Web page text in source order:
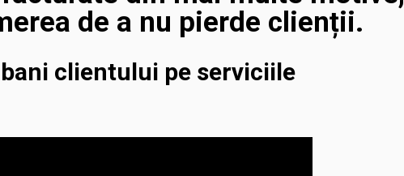
de a nu pierde clienții.
clientului pe serviciile